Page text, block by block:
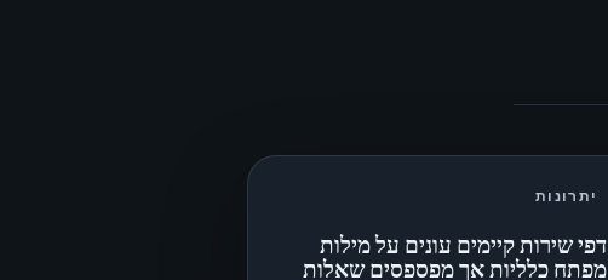
יתרונות
דפי שירות קיימים עונים על מילות
מפתח כלליות אך מפספסים שאלות